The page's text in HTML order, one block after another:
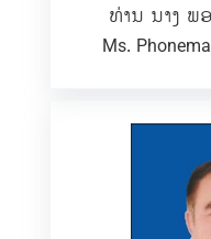
ທ່ານ ນາງ ພ
Ms.